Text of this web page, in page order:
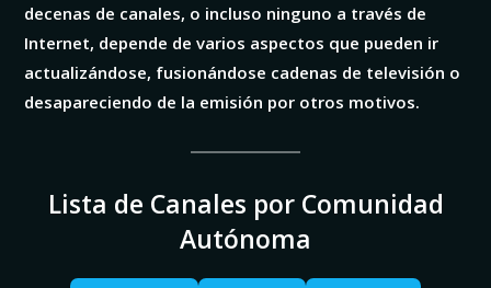
decenas de canales, o incluso ninguno a través de
Internet, depende de varios aspectos que pueden ir
actualizándose, fusionándose cadenas de televisión o
desapareciendo de la emisión por otros motivos.
Lista de Canales por Comunidad
Autónoma